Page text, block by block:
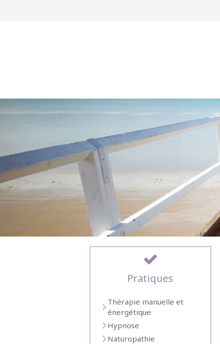
Pratiques
Thérapie manuelle et
énergétique
Hypnose
Naturopathie